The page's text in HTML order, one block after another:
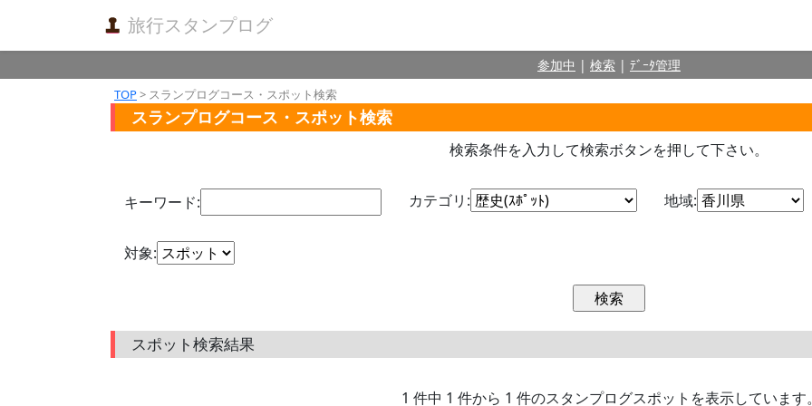
旅行スタンプログ
参加中 | 検索 | ﾃﾞｰﾀ管理
TOP> スランプログコース・スポット検索
スランプログコース・スポット検索
検索条件を入力して検索ボタンを押して下さい。
キーワード: カテゴリ: 地域:
対象:
スポット検索結果
1 件中 1 件から 1 件のスタンプログスポットを表示しています。